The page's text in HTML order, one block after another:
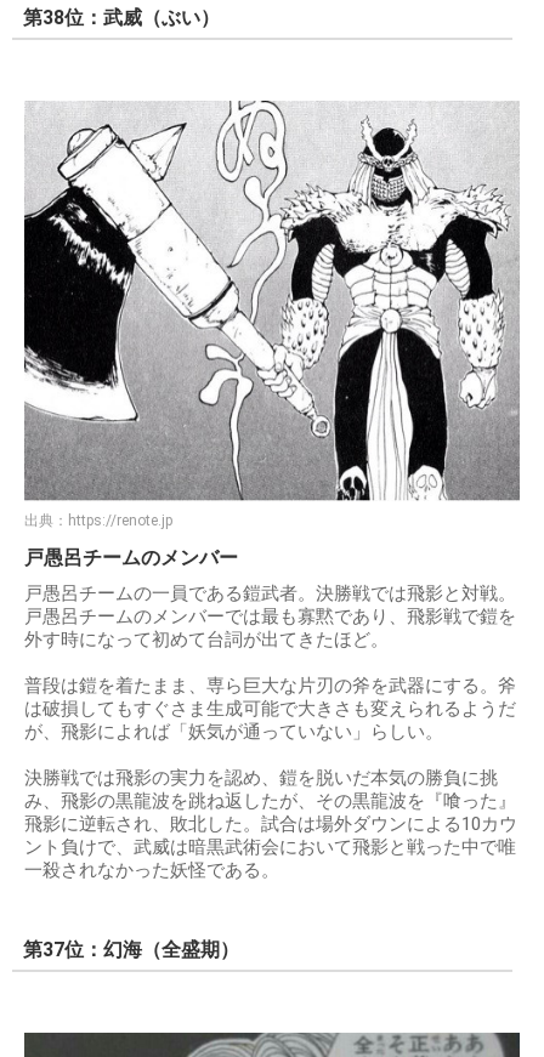
第38位：武威（ぶい）
出典： https://renote.jp
戸愚呂チームのメンバー
戸愚呂チームの一員である鎧武者。決勝戦では飛影と対戦。
戸愚呂チームのメンバーでは最も寡黙であり、飛影戦で鎧を
外す時になって初めて台詞が出てきたほど。
普段は鎧を着たまま、専ら巨大な片刃の斧を武器にする。斧
は破損してもすぐさま生成可能で大きさも変えられるようだ
が、飛影によれば「妖気が通っていない」らしい。
決勝戦では飛影の実力を認め、鎧を脱いだ本気の勝負に挑
み、飛影の黒龍波を跳ね返したが、その黒龍波を『喰った』
飛影に逆転され、敗北した。試合は場外ダウンによる10カウ
ント負けで、武威は暗黒武術会において飛影と戦った中で唯
一殺されなかった妖怪である。
第37位：幻海（全盛期）